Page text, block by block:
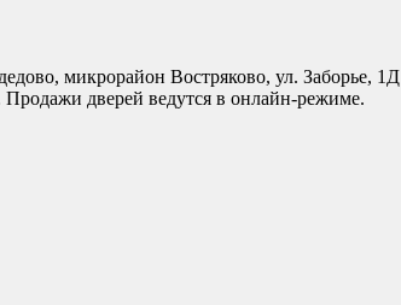
микрорайон Востряково, ул. Заборье, 1Д
Продажи дверей ведутся в онлайн-режиме.